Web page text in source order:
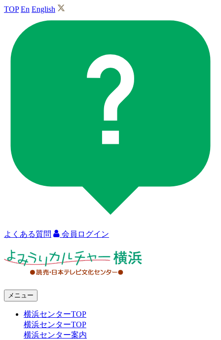
TOP En English
よくある質問 会員ログイン
メニュー
横浜センターTOP
横浜センターTOP
横浜センター案内